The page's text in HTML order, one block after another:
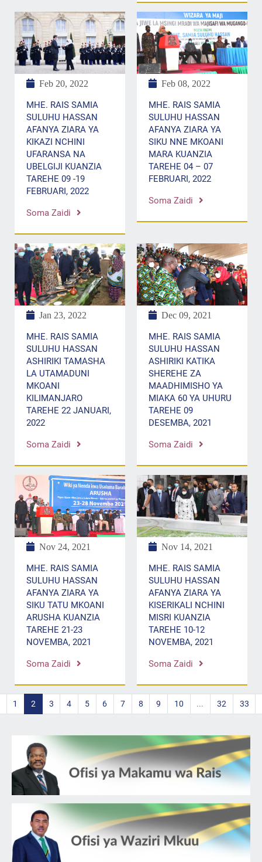
Feb 20, 2022
MHE. RAIS SAMIA
SULUHU HASSAN
AFANYA ZIARA YA
KIKAZI NCHINI
UFARANSA NA
UBELGIJI KUANZIA
TAREHE 09 -19
FEBRUARI, 2022
Soma Zaidi
Feb 08, 2022
MHE. RAIS SAMIA
SULUHU HASSAN
AFANYA ZIARA YA
SIKU NNE MKOANI
MARA KUANZIA
TAREHE 04 – 07
FEBRUARI, 2022
Soma Zaidi
Jan 23, 2022
MHE. RAIS SAMIA
SULUHU HASSAN
ASHIRIKI TAMASHA
LA UTAMADUNI
MKOANI
KILIMANJARO
TAREHE 22 JANUARI,
2022
Soma Zaidi
Dec 09, 2021
MHE. RAIS SAMIA
SULUHU HASSAN
ASHIRIKI KATIKA
SHEREHE ZA
MAADHIMISHO YA
MIAKA 60 YA UHURU
TAREHE 09
DESEMBA, 2021
Soma Zaidi
Nov 24, 2021
MHE. RAIS SAMIA
SULUHU HASSAN
AFANYA ZIARA YA
SIKU TATU MKOANI
ARUSHA KUANZIA
TAREHE 21-23
NOVEMBA, 2021
Soma Zaidi
Nov 14, 2021
MHE. RAIS SAMIA
SULUHU HASSAN
AFANYA ZIARA YA
KISERIKALI NCHINI
MISRI KUANZIA
TAREHE 10-12
NOVEMBA, 2021
Soma Zaidi
1 2 3 4 5 6 7 8 9 10 ... 32 33